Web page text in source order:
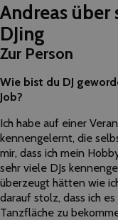
Andreas über
DJing
Zur Person
Wie bist du DJ
Job?
Ich habe auf einer
kennengelernt, die
mir, dass ich mein
sehr viele DJs
überzeugt hätten wie
darauf stolz, dass ich
Tanzfläche zu